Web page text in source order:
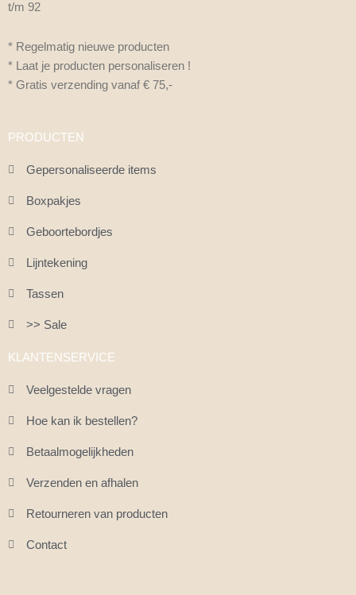
t/m 92
* Regelmatig nieuwe producten
* Laat je producten personaliseren !
* Gratis verzending vanaf € 75,-
PRODUCTEN
Gepersonaliseerde items
Boxpakjes
Geboortebordjes
Lijntekening
Tassen
>> Sale
KLANTENSERVICE
Veelgestelde vragen
Hoe kan ik bestellen?
Betaalmogelijkheden
Verzenden en afhalen
Retourneren van producten
Contact